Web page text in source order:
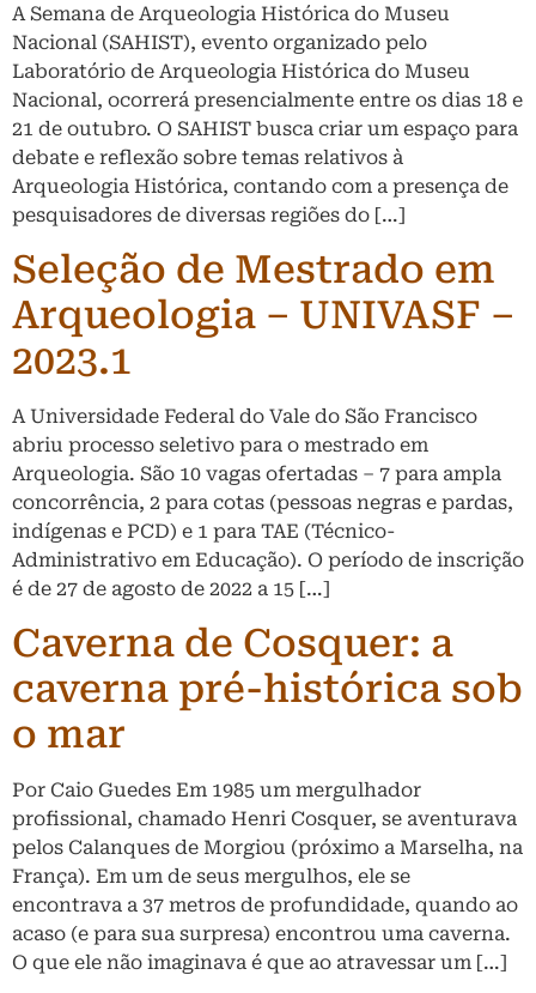
A Semana de Arqueologia Histórica do Museu
Nacional (SAHIST), evento organizado pelo
Laboratório de Arqueologia Histórica do Museu
Nacional, ocorrerá presencialmente entre os dias 18 e
21 de outubro. O SAHIST busca criar um espaço para
debate e reflexão sobre temas relativos à
Arqueologia Histórica, contando com a presença de
pesquisadores de diversas regiões do […]
Seleção de Mestrado em
Arqueologia – UNIVASF –
2023.1
A Universidade Federal do Vale do São Francisco
abriu processo seletivo para o mestrado em
Arqueologia. São 10 vagas ofertadas – 7 para ampla
concorrência, 2 para cotas (pessoas negras e pardas,
indígenas e PCD) e 1 para TAE (Técnico-
Administrativo em Educação). O período de inscrição
é de 27 de agosto de 2022 a 15 […]
Caverna de Cosquer: a
caverna pré-histórica sob
o mar
Por Caio Guedes Em 1985 um mergulhador
profissional, chamado Henri Cosquer, se aventurava
pelos Calanques de Morgiou (próximo a Marselha, na
França). Em um de seus mergulhos, ele se
encontrava a 37 metros de profundidade, quando ao
acaso (e para sua surpresa) encontrou uma caverna.
O que ele não imaginava é que ao atravessar um […]